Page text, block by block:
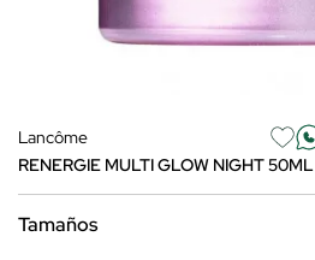
Lancôme
RENERGIE MULTI GLOW NIGHT 50ML
Tamaños